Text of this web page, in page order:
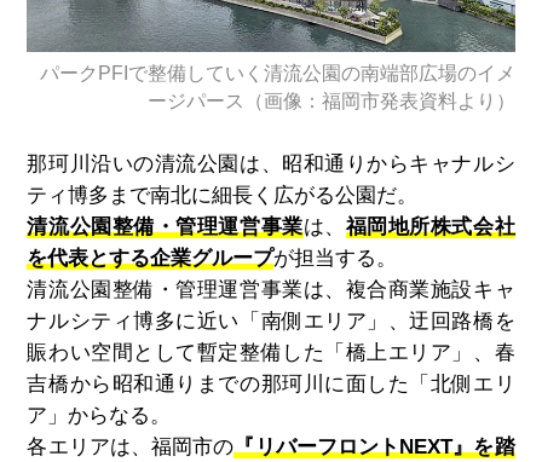
パークPFIで整備していく清流公園の南端部広場のイメ
ージパース（画像：福岡市発表資料より）
那珂川沿いの清流公園は、昭和通りからキャナルシ
ティ博多まで南北に細長く広がる公園だ。
清流公園整備・管理運営事業は、福岡地所株式会社
を代表とする企業グループが担当する。
清流公園整備・管理運営事業は、複合商業施設キャ
ナルシティ博多に近い「南側エリア」、迂回路橋を
賑わい空間として暫定整備した「橋上エリア」、春
吉橋から昭和通りまでの那珂川に面した「北側エリ
ア」からなる。
各エリアは、福岡市の『リバーフロントNEXT』を踏